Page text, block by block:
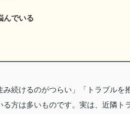
んでいる
み続けるのがつらい」「トラブルを
方は多いものです。実は、近隣ト